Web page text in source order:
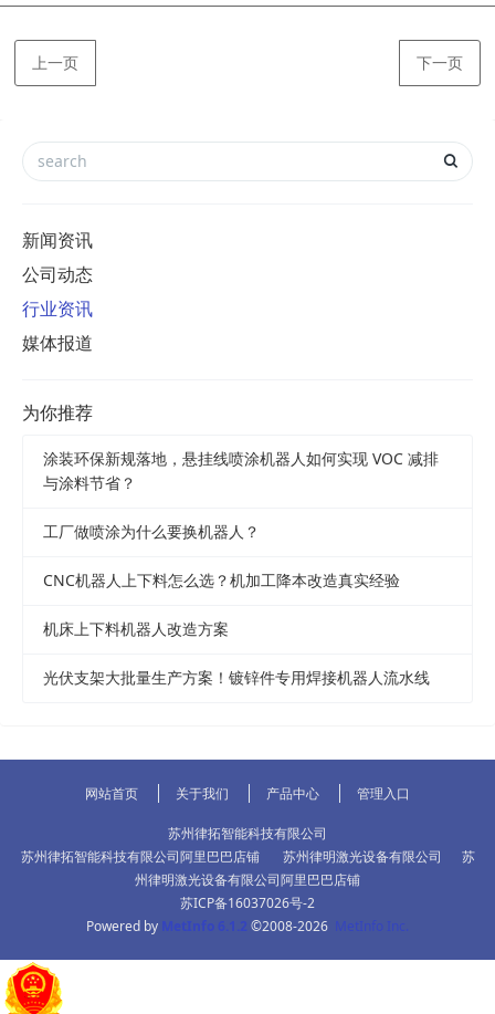
上一页 下一页
新闻资讯
公司动态
行业资讯
媒体报道
为你推荐
涂装环保新规落地，悬挂线喷涂机器人如何实现 VOC 减排
与涂料节省？
工厂做喷涂为什么要换机器人？
CNC机器人上下料怎么选？机加工降本改造真实经验
机床上下料机器人改造方案
光伏支架大批量生产方案！镀锌件专用焊接机器人流水线
网站首页 关于我们 产品中心 管理入口
苏州律拓智能科技有限公司
苏州律拓智能科技有限公司阿里巴巴店铺
苏州律明激光设备有限公司
苏
州律明激光设备有限公司阿里巴巴店铺
苏ICP备16037026号-2
Powered by MetInfo 6.1.2 ©2008-2026 MetInfo Inc.